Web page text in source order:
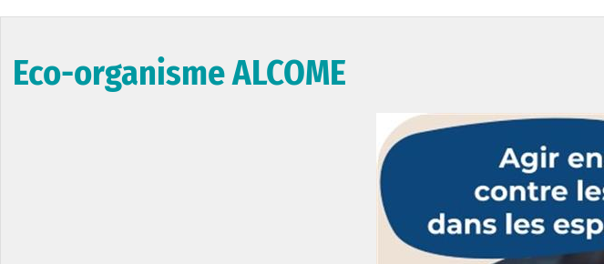
Eco-organisme ALCOME